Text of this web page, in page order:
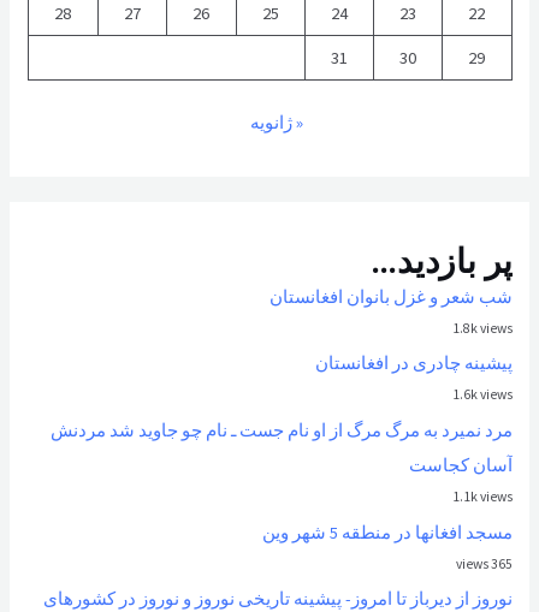
22
23
24
25
26
27
28
29
30
31
« ژانویه
پر بازدید...
شب شعر و غزل بانوان افغانستان
1.8k views
پیشینه چادری در افغانستان
1.6k views
مرد نمیرد به مرگ مرگ از او نام جست ـ نام چو جاوید شد مردنش
آسان کجاست
1.1k views
مسجد افغانها در منطقه 5 شهر وین
365 views
نوروز از ديرباز تا امروز- پیشینه تاریخی نوروز و نوروز در کشورهای